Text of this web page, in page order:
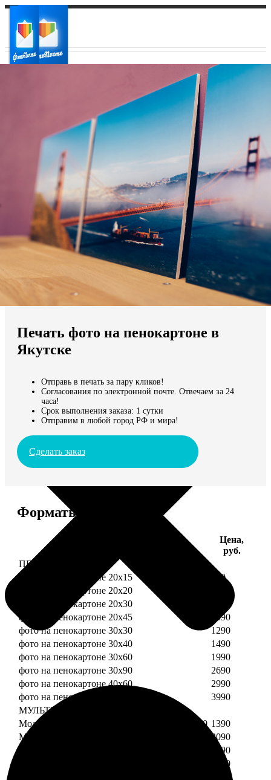
Ваш регион доставки
Выберите из списка:
Мы доставляем по всему миру
Продолжить без города
Печать фото на пенокартоне в
Якутске
Отправь в печать за пару кликов!
Согласования по электронной почте. Отвечаем за 24
часа!
Срок выполнения заказа: 1 сутки
Отправим в любой город РФ и мира!
Сделать заказ
Форматы и цены
Цена,
руб.
ПЕНОКАРТОН
фото на пенокартоне 20х15
690
фото на пенокартоне 20х20
фото на пенокартоне 20х30
фото на пенокартоне 20х45
1090
фото на пенокартоне 30х30
1290
фото на пенокартоне 30х40
1490
фото на пенокартоне 30х60
1990
фото на пенокартоне 30х90
2690
фото на пенокартоне 40х60
2990
фото на пенокартоне 50х70
3990
МУЛЬТИПЕНОКАРТОН
Модульный пенокартон из двух частей 20х20 1390
Модульный пенокартон из трех частей 20х20
2090
1590
2390